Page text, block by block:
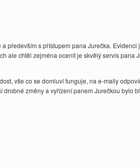
především s přístupem pana Jurečka.
ale chtěl zejména ocenit je skvělý servis
vše co se domluví funguje, na e-maily
změny a vyřízení panem Jurečkou bylo